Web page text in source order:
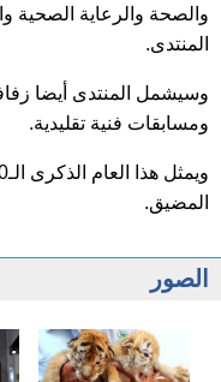
والصحة والرعاية الصحية
المنتدى.
ومسابقات فنية تقليدية.
المضيق.
الصور